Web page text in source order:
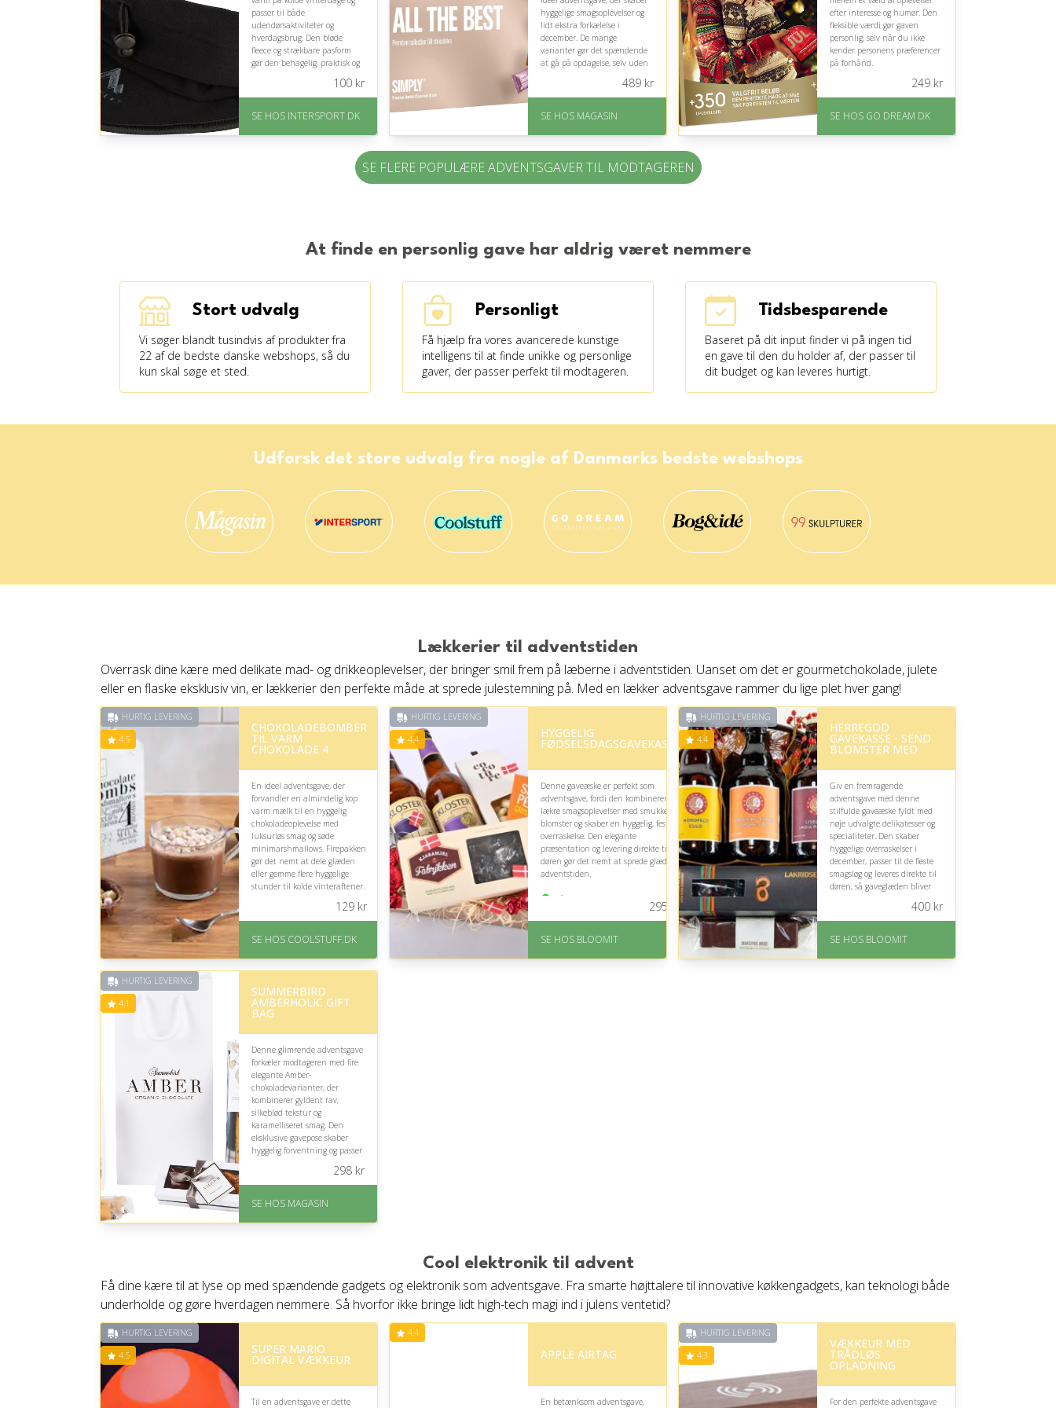
passer til både
udendørsaktiviteter og
hverdagsbrug. Den bløde
fleece og strækbare pasform
gør den behagelig, praktisk og
På lager
100kr
SE HOS INTERSPORT DK
hyggelige smagsoplevelser og
lidt ekstra forkælelse i
december. De mange
varianter gør det spændende
at gå på opdagelse, selv uden
På lager
4.1 ud af 5
489kr
SE HOS MAGASIN
efter interesse og humør. Den
fleksible værdi gør gaven
personlig, selv når du ikke
kender personens præferencer
på forhånd.
leveres inden for 1 time
249kr
SE HOS GO DREAM DK
SE FLERE POPULÆRE ADVENTSGAVER TIL MODTAGEREN
At finde en personlig gave har aldrig været nemmere
Stort udvalg
Vi søger blandt tusindvis af produkter fra
22 af de bedste danske webshops, så du
kun skal søge et sted.
Personligt
Få hjælp fra vores avancerede kunstige
intelligens til at finde unikke og personlige
gaver, der passer perfekt til modtageren.
Tidsbesparende
Baseret på dit input finder vi på ingen tid
en gave til den du holder af, der passer til
dit budget og kan leveres hurtigt.
Udforsk det store udvalg fra nogle af Danmarks bedste webshops
Lækkerier til adventstiden
Overrask dine kære med delikate mad- og drikkeoplevelser, der bringer smil frem på læberne i adventstiden. Uanset om det er gourmetchokolade, julete
eller en flaske eksklusiv vin, er lækkerier den perfekte måde at sprede julestemning på. Med en lækker adventsgave rammer du lige plet hver gang!
HURTIG LEVERING
4.5
CHOKOLADEBOMBER
TIL VARM
CHOKOLADE 4
En ideel adventsgave, der
forvandler en almindelig kop
varm mælk til en hyggelig
chokoladeoplevelse med
luksuriøs smag og søde
minimarshmallows. Firepakken
gør det nemt at dele glæden
eller gemme flere hyggelige
stunder til kolde vinteraftener.
leveringstid er 1-3 hverdage.
129kr
SE HOS COOLSTUFF.DK
HURTIG LEVERING
4.4 HYGGELIG
FØDSELSDAGSGAVEKASSE
Denne gaveæske er perfekt som
adventsgave, fordi den kombinerer
lækre smagsoplevelser med smukke
blomster og skaber en hyggelig, festlig
overraskelse. Den elegante
præsentation og levering direkte til
døren gør det nemt at sprede glæde i
adventstiden.
På lager
Levering: samme dag eller efter
Fremragende Trustpilot rating på
295 kr
SE HOS BLOOMIT
HURTIG LEVERING
4.4
HERREGOD
GAVEKASSE - SEND
BLOMSTER MED
Giv en fremragende
adventsgave med denne
stilfulde gaveæske fyldt med
nøje udvalgte delikatesser og
specialiteter. Den skaber
hyggelige overraskelser i
december, passer til de fleste
smagsløg og leveres direkte til
døren, så gaveglæden bliver
På lager
Levering: samme dag eller
400kr
SE HOS BLOOMIT
HURTIG LEVERING
4.1
SUMMERBIRD
AMBERHOLIC GIFT
BAG
Denne glimrende adventsgave
forkæler modtageren med fire
elegante Amber-
chokoladevarianter, der
kombinerer gyldent rav,
silkeblød tekstur og
karamelliseret smag. Den
eksklusive gavepose skaber
hyggelig forventning og passer
adventstiden.
Levering: 1-3 dage
298kr
SE HOS MAGASIN
Cool elektronik til advent
Få dine kære til at lyse op med spændende gadgets og elektronik som adventsgave. Fra smarte højttalere til innovative køkkengadgets, kan teknologi både
underholde og gøre hverdagen nemmere. Så hvorfor ikke bringe lidt high-tech magi ind i julens ventetid?
HURTIG LEVERING
4.5 SUPER MARIO
DIGITAL VÆKKEUR
Til en adventsgave er dette
4.4
APPLE AIRTAG
En betænksom adventsgave,
HURTIG LEVERING
4.3
VÆKKEUR MED
TRÅDLØS
OPLADNING
For den perfekte adventsgave